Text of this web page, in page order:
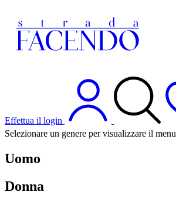
Effettua il login
Selezionare un genere per visualizzare il menu
Uomo
Donna